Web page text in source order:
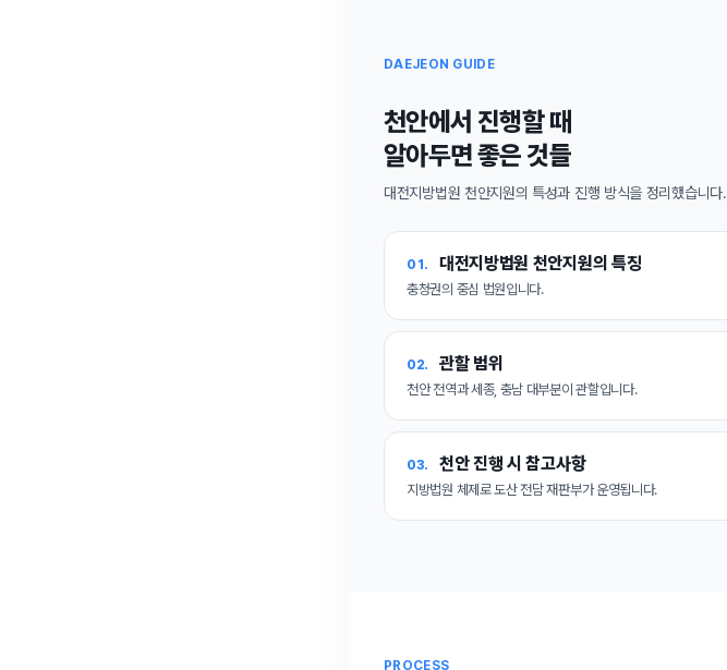
DAEJEON GUIDE
천안에서 진행할 때
알아두면 좋은 것들
대전지방법원 천안지원의 특성과 진행 방식을 정리했습니다.
01. 대전지방법원 천안지원의 특징
충청권의 중심 법원입니다.
02. 관할 범위
천안 전역과 세종, 충남 대부분이 관할입니다.
03. 천안 진행 시 참고사항
지방법원 체제로 도산 전담 재판부가 운영됩니다.
PROCESS